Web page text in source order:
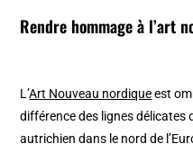
Rendre hommage à l’art
L’Art Nouveau nordiqueest
différence des lignes délicates
autrichien dans le nord de